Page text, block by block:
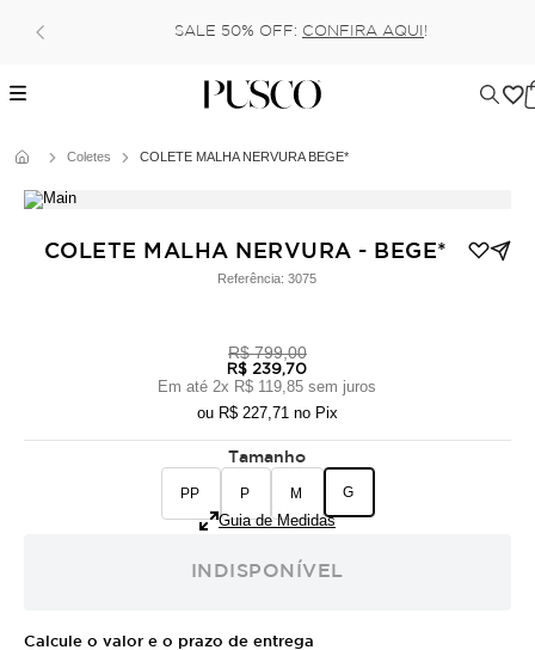
SALE 50% OFF: CONFIRA AQUI !
Coletes COLETE MALHA NERVURA BEGE*
COLETE MALHA NERVURA - BEGE*
Referência:3075
R$ 799,00
R$ 239,70
Em até2x R$ 119,85 sem juros
ou R$ 227,71 no Pix
Tamanho
PP P M G
Guia de Medidas
INDISPONÍVEL
Calcule o valor e o prazo de entrega